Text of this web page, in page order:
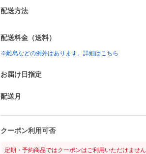
配送方法
配送料金（送料）
※離島などの例外はあります。詳細はこちら
お届け日指定
配送月
クーポン利用可否
定期・予約商品ではクーポンはご利用いただけません